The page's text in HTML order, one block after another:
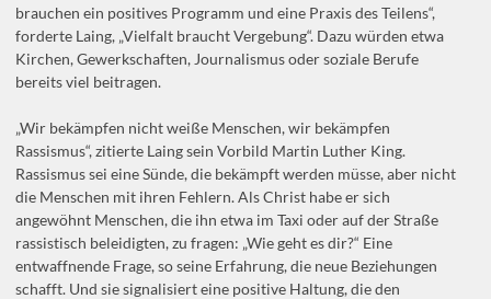
brauchen ein positives Programm und eine Praxis des Teilens“,
forderte Laing, „Vielfalt braucht Vergebung“. Dazu würden etwa
Kirchen, Gewerkschaften, Journalismus oder soziale Berufe
bereits viel beitragen.
„Wir bekämpfen nicht weiße Menschen, wir bekämpfen
Rassismus“, zitierte Laing sein Vorbild Martin Luther King.
Rassismus sei eine Sünde, die bekämpft werden müsse, aber nicht
die Menschen mit ihren Fehlern. Als Christ habe er sich
angewöhnt Menschen, die ihn etwa im Taxi oder auf der Straße
rassistisch beleidigten, zu fragen: „Wie geht es dir?“ Eine
entwaffnende Frage, so seine Erfahrung, die neue Beziehungen
schafft. Und sie signalisiert eine positive Haltung, die den